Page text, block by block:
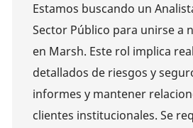
Estamos buscando un
Sector Público para unirse a
en Marsh. Este rol implica
detallados de riesgos y
informes y mantener
clientes institucionales. Se